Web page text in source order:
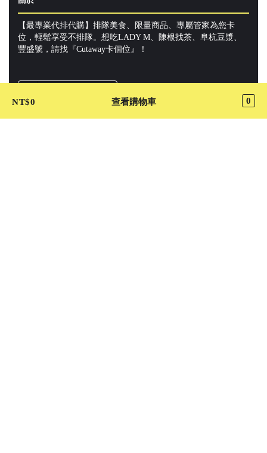
【最專業代排代購】排隊美食、限量商品、專屬管家為您卡
位，輕鬆享受不排隊。想吃LADY M、陳根找茶、阜杭豆漿、
豐盛號，請找『Cutaway卡個位』！
NT$0 查看購物車 0